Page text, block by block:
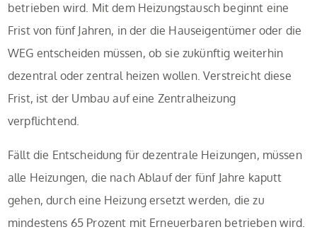
betrieben wird. Mit dem Heizungstausch beginnt eine
Frist von fünf Jahren, in der die Hauseigentümer oder die
WEG entscheiden müssen, ob sie zukünftig weiterhin
dezentral oder zentral heizen wollen. Verstreicht diese
Frist, ist der Umbau auf eine Zentralheizung
verpflichtend.
Fällt die Entscheidung für dezentrale Heizungen, müssen
alle Heizungen, die nach Ablauf der fünf Jahre kaputt
gehen, durch eine Heizung ersetzt werden, die zu
mindestens 65 Prozent mit Erneuerbaren betrieben wird.